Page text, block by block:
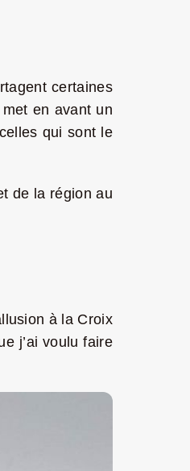
certaines
en avant un
qui sont le
de la région au
à la Croix
j’ai voulu faire